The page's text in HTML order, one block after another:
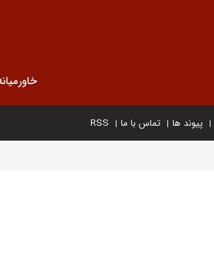
پیوند ها تماس با ما RSS